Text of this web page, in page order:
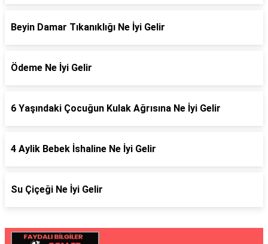
Beyin Damar Tıkanıklığı Ne İyi Gelir
Ödeme Ne İyi Gelir
6 Yaşındaki Çocuğun Kulak Ağrısına Ne İyi Gelir
4 Aylik Bebek İshaline Ne İyi Gelir
Su Çiçeği Ne İyi Gelir